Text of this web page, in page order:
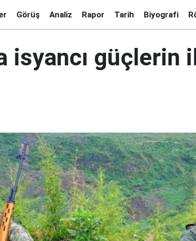
Görüş Analiz Rapor Tarih Biyografi
isyancı güçlerin